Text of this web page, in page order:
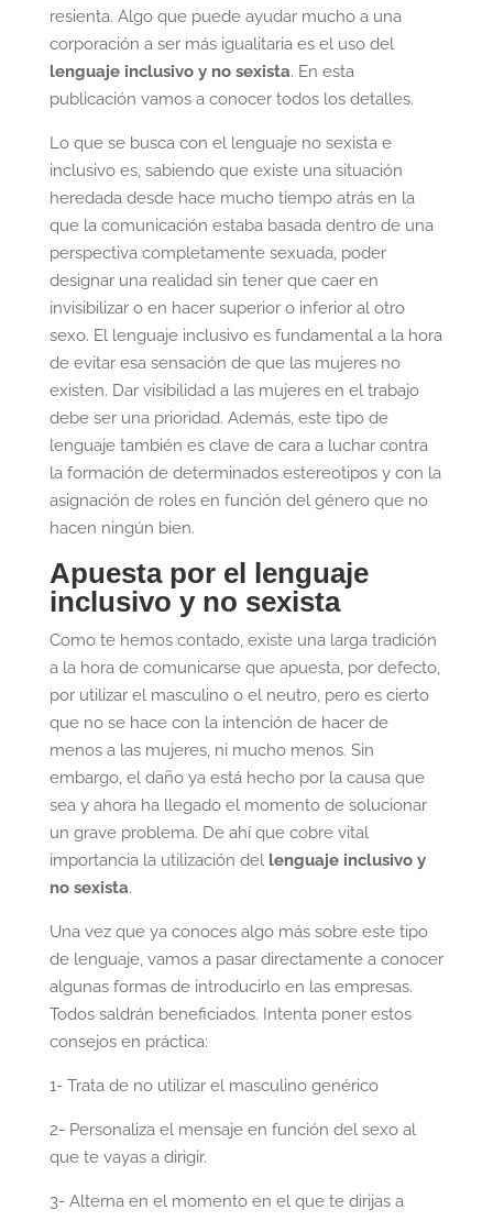
resienta. Algo que puede ayudar mucho a una
corporación a ser más igualitaria es el uso del
lenguaje inclusivo y no sexista. En esta
publicación vamos a conocer todos los detalles.
Lo que se busca con el lenguaje no sexista e
inclusivo es, sabiendo que existe una situación
heredada desde hace mucho tiempo atrás en la
que la comunicación estaba basada dentro de una
perspectiva completamente sexuada, poder
designar una realidad sin tener que caer en
invisibilizar o en hacer superior o inferior al otro
sexo. El lenguaje inclusivo es fundamental a la hora
de evitar esa sensación de que las mujeres no
existen. Dar visibilidad a las mujeres en el trabajo
debe ser una prioridad. Además, este tipo de
lenguaje también es clave de cara a luchar contra
la formación de determinados estereotipos y con la
asignación de roles en función del género que no
hacen ningún bien.
Apuesta por el lenguaje
inclusivo y no sexista
Como te hemos contado, existe una larga tradición
a la hora de comunicarse que apuesta, por defecto,
por utilizar el masculino o el neutro, pero es cierto
que no se hace con la intención de hacer de
menos a las mujeres, ni mucho menos. Sin
embargo, el daño ya está hecho por la causa que
sea y ahora ha llegado el momento de solucionar
un grave problema. De ahí que cobre vital
importancia la utilización del lenguaje inclusivo y
no sexista.
Una vez que ya conoces algo más sobre este tipo
de lenguaje, vamos a pasar directamente a conocer
algunas formas de introducirlo en las empresas.
Todos saldrán beneficiados. Intenta poner estos
consejos en práctica:
1- Trata de no utilizar el masculino genérico
2- Personaliza el mensaje en función del sexo al
que te vayas a dirigir.
3- Alterna en el momento en el que te dirijas a